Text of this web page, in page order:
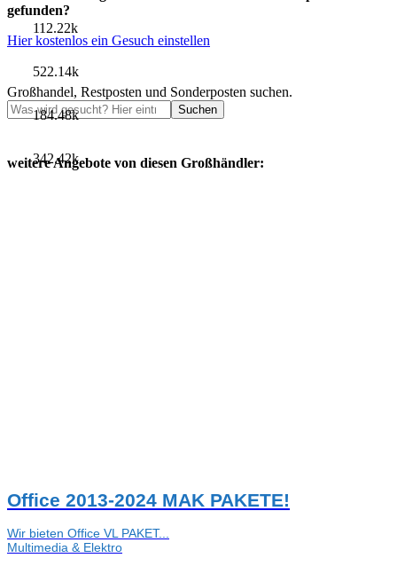
gefunden?
Hier kostenlos ein Gesuch einstellen
Großhandel, Restposten und Sonderposten suchen.
Suchen
weitere Angebote von diesen Großhändler:
Office 2013-2024 MAK PAKETE!
Wir bieten Office VL PAKET...
Multimedia & Elektro
112.22k
522.14k
184.48k
342.42k